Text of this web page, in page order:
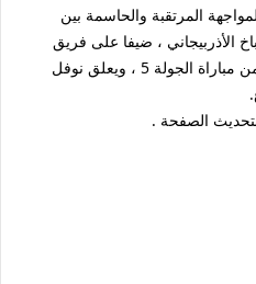
المرتقبة والحاسمة بين
الأذربيجاني ، ضيفا على فريق
نابولي بملعب "دييغو مارادونا"، ضمن مباراة الجولة 5 ، ويعلق نوفل
الصفحة .